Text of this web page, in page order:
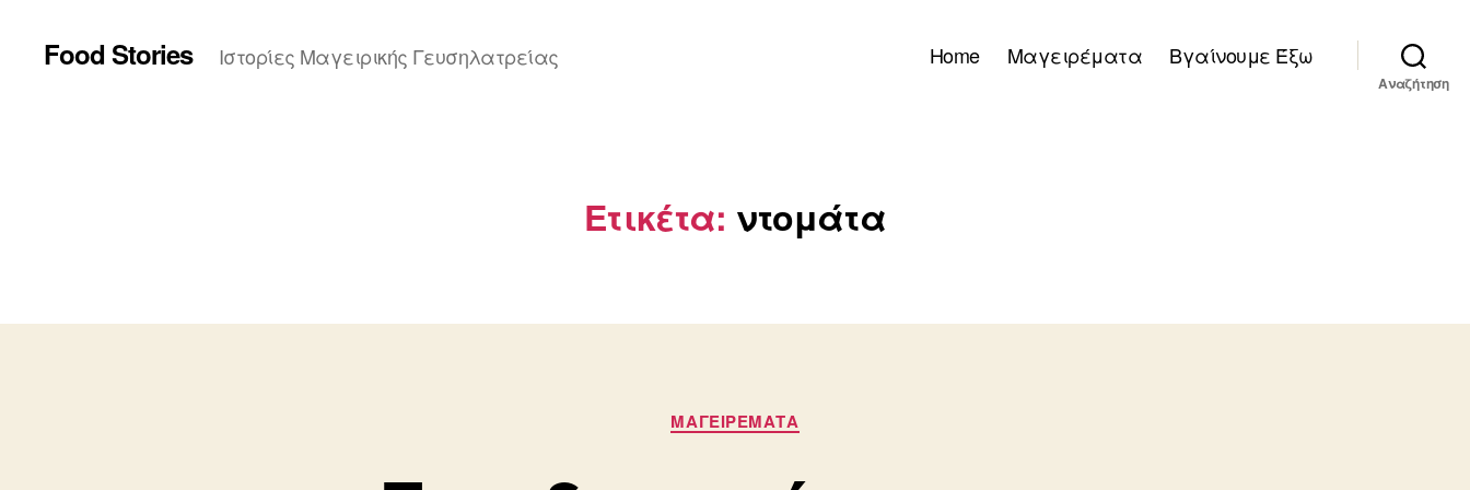
Food Stories Ιστορίες Μαγειρικής Γευσηλατρείας Home Μαγειρέματα Βγαίνουμε Έξω
Αναζήτηση
Ετικέτα: ντομάτα
Κατηγορίες
ΜΑΓΕΙΡΕΜΑΤΑ